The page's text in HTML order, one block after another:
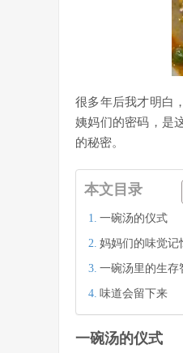
很多年后我才明白
姨妈们的密码，是
的秘密。
本文目录
一碗汤的仪式
妈妈们的味觉记
一碗汤里的生存
味道会留下来
一碗汤的仪式